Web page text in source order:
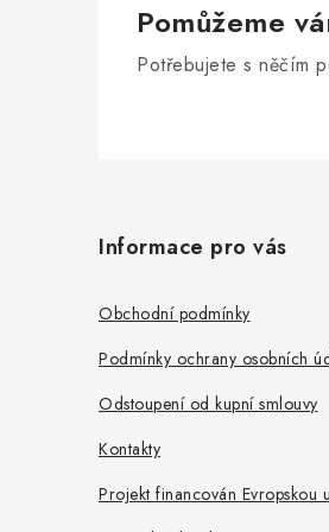
Pomůžeme
Potřebujete s něčím
Informace pro vás
Obchodní podmínky
Podmínky ochrany osobních
Odstoupení od kupní smlouvy
Kontakty
Projekt financován Evropskou